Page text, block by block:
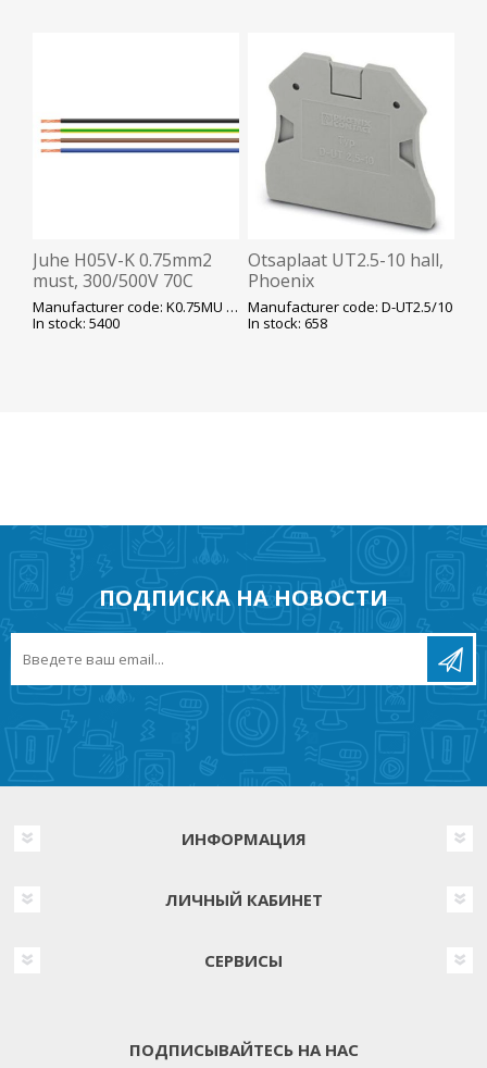
Juhe H05V-K 0.75mm2
must, 300/500V 70C
peenkiud K100
Manufacturer code: K0.75MU H05V-K
In stock: 5400
Otsaplaat UT2.5-10 hall,
Phoenix
Manufacturer code: D-UT2.5/10
In stock: 658
ПОДПИСКА НА НОВОСТИ
ИНФОРМАЦИЯ
ЛИЧНЫЙ КАБИНЕТ
СЕРВИСЫ
ПОДПИСЫВАЙТЕСЬ НА НАС